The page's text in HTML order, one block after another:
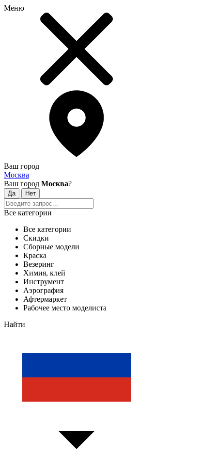
Меню
Ваш город
Москва
Ваш город Москва?
Все категории
Все категории
Скидки
Сборные модели
Краска
Везеринг
Химия, клей
Инструмент
Аэрография
Афтермаркет
Рабочее место моделиста
Найти